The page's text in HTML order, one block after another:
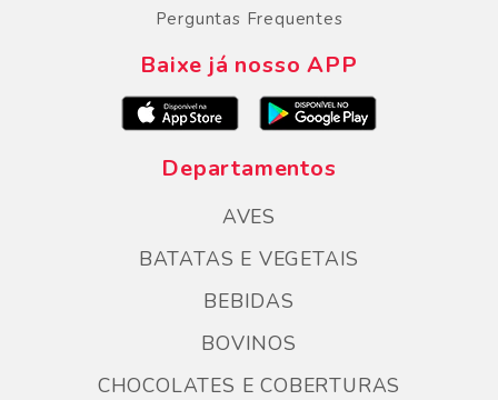
Perguntas Frequentes
Baixe já nosso APP
Departamentos
AVES
BATATAS E VEGETAIS
BEBIDAS
BOVINOS
CHOCOLATES E COBERTURAS